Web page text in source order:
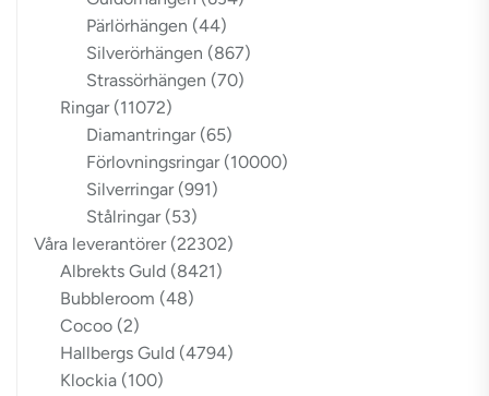
Pärlörhängen (44)
Silverörhängen (867)
Strassörhängen (70)
Ringar (11072)
Diamantringar (65)
Förlovningsringar (10000)
Silverringar (991)
Stålringar (53)
Våra leverantörer (22302)
Albrekts Guld (8421)
Bubbleroom (48)
Cocoo (2)
Hallbergs Guld (4794)
Klockia (100)